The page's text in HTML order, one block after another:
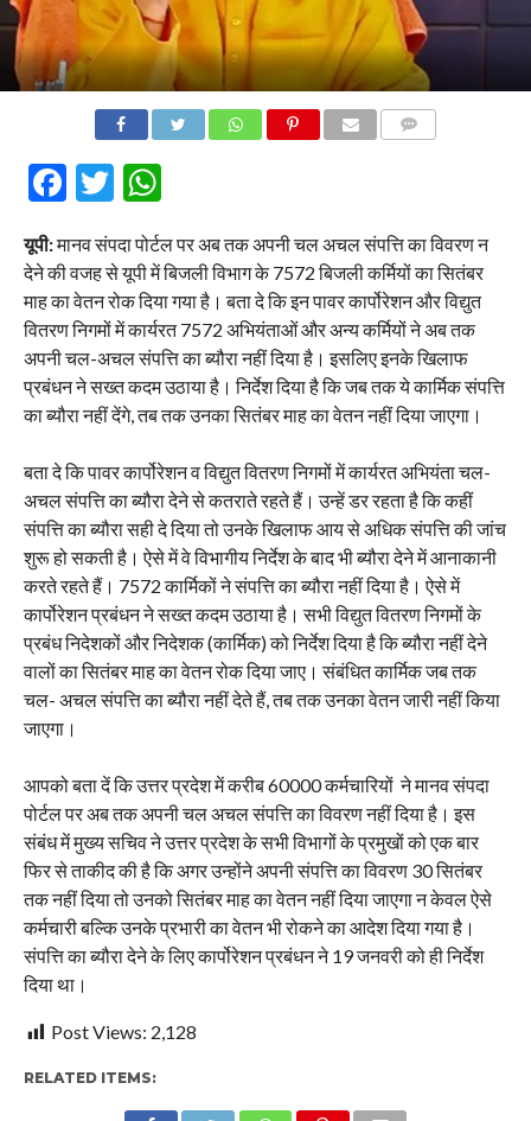
Facebook
Twitter
WhatsApp
यूपी:मानव संपदा पोर्टल पर अब तक अपनी चल अचल संपत्ति का विवरण न
देने की वजह से यूपी में बिजली विभाग के 7572 बिजली कर्मियों का सितंबर
माह का वेतन रोक दिया गया है। बता दे कि इन पावर कार्पोरेशन और विद्युत
वितरण निगमों में कार्यरत 7572 अभियंताओं और अन्य कर्मियों ने अब तक
अपनी चल-अचल संपत्ति का ब्यौरा नहीं दिया है। इसलिए इनके खिलाफ
प्रबंधन ने सख्त कदम उठाया है। निर्देश दिया है कि जब तक ये कार्मिक संपत्ति
का ब्यौरा नहीं देंगे, तब तक उनका सितंबर माह का वेतन नहीं दिया जाएगा।
बता दे कि पावर कार्पोरेशन व विद्युत वितरण निगमों में कार्यरत अभियंता चल-
अचल संपत्ति का ब्यौरा देने से कतराते रहते हैं। उन्हें डर रहता है कि कहीं
संपत्ति का ब्यौरा सही दे दिया तो उनके खिलाफ आय से अधिक संपत्ति की जांच
शुरू हो सकती है। ऐसे में वे विभागीय निर्देश के बाद भी ब्यौरा देने में आनाकानी
करते रहते हैं। 7572 कार्मिकों ने संपत्ति का ब्यौरा नहीं दिया है। ऐसे में
कार्पोरेशन प्रबंधन ने सख्त कदम उठाया है। सभी विद्युत वितरण निगमों के
प्रबंध निदेशकों और निदेशक (कार्मिक) को निर्देश दिया है कि ब्यौरा नहीं देने
वालों का सितंबर माह का वेतन रोक दिया जाए। संबंधित कार्मिक जब तक
चल- अचल संपत्ति का ब्यौरा नहीं देते हैं, तब तक उनका वेतन जारी नहीं किया
जाएगा।
आपको बता दें कि उत्तर प्रदेश में करीब 60000 कर्मचारियों ने मानव संपदा
पोर्टल पर अब तक अपनी चल अचल संपत्ति का विवरण नहीं दिया है। इस
संबंध में मुख्य सचिव ने उत्तर प्रदेश के सभी विभागों के प्रमुखों को एक बार
फिर से ताकीद की है कि अगर उन्होंने अपनी संपत्ति का विवरण 30 सितंबर
तक नहीं दिया तो उनको सितंबर माह का वेतन नहीं दिया जाएगा न केवल ऐसे
कर्मचारी बल्कि उनके प्रभारी का वेतन भी रोकने का आदेश दिया गया है।
संपत्ति का ब्यौरा देने के लिए कार्पोरेशन प्रबंधन ने 19 जनवरी को ही निर्देश
दिया था।
Post Views: 2,128
RELATED ITEMS: